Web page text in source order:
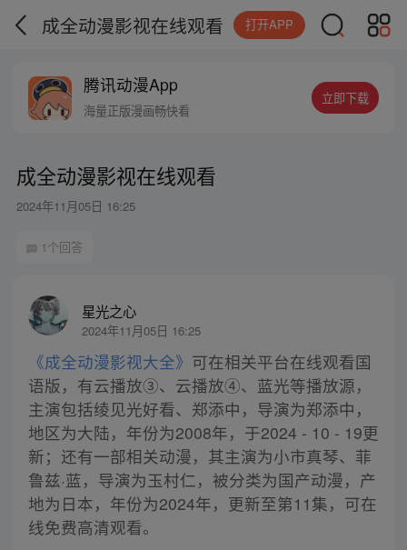
成全动漫影视在线观看 打开APP
腾讯动漫App
海量正版漫画畅快看
立即下载
成全动漫影视在线观看
2024年11月05日 16:25
1个回答
星光之心
2024年11月05日 16:25
《成全动漫影视大全》 可在相关平台在线观看国
语版，有云播放③、云播放④、蓝光等播放源，
主演包括绫见光好看、郑添中，导演为郑添中，
地区为大陆，年份为2008年，于2024 - 10 - 19更
新；还有一部相关动漫，其主演为小市真琴、菲
鲁兹·蓝，导演为玉村仁，被分类为国产动漫，产
地为日本，年份为2024年，更新至第11集，可在
线免费高清观看。